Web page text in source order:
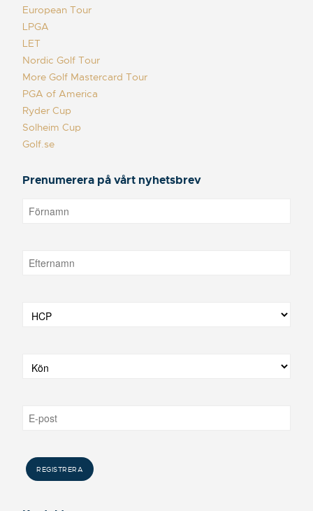
European Tour
LPGA
LET
Nordic Golf Tour
More Golf Mastercard Tour
PGA of America
Ryder Cup
Solheim Cup
Golf.se
Prenumerera på vårt nyhetsbrev